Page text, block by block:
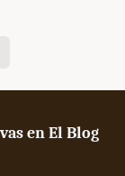
en El Blog